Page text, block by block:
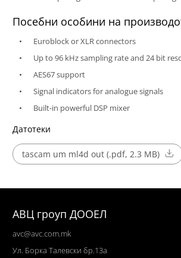
Посебни особини на
Euroblock or XLR connectors
Up to 96 kHz sampling rate and 24 bit
AES67 support
Signal indicators for analogue signals
Built-in powerful DSP mixer
Датотеки
tascam um ml4d out (.pdf, 2.3 MB)
АВЦ гроуп ДООЕЛ
avc@avc.com.mk
Ул. Борка Талевски бр.13а